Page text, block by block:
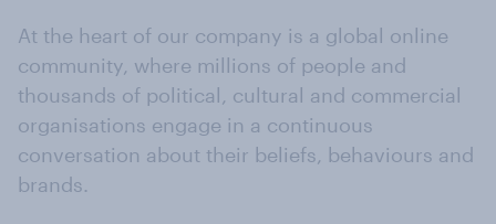
At the heart of our company is a global online
community, where millions of people and
thousands of political, cultural and commercial
organisations engage in a continuous
conversation about their beliefs, behaviours and
brands.